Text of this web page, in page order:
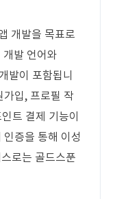
개발을 목표로
발 언어와
발이 포함됩니
가입, 프로필 작
트 결제 기능이
증을 통해 이성
로는 골드스푼